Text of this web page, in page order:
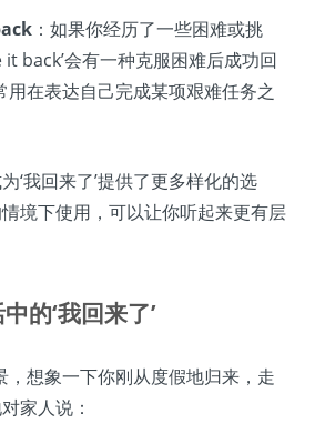
：如果你经历了一些困难或挑
it back’会有一种克服困难后成功回
用在表达自己完成某项艰难任务之
‘我回来了’提供了更多样化的选
境下使用，可以让你听起来更有层
的‘我回来了’
，想象一下你刚从度假地归来，走
家人说：